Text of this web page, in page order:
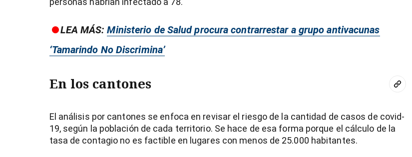
LEA MÁS:Ministerio de Salud procura contrarrestar a grupo antivacunas
‘Tamarindo No Discrimina’
En los cantones
El análisis por cantones se enfoca en revisar el riesgo de la cantidad de casos de covid-
19, según la población de cada territorio. Se hace de esa forma porque el cálculo de la
tasa de contagio no es factible en lugares con menos de 25.000 habitantes.